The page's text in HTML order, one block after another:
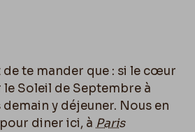
te mander que : si le cœur
Soleil de Septembre à
y déjeuner. Nous en
diner ici, à Paris